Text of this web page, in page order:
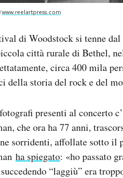
www.reelartpress.com
di Woodstock si tenne
città rurale di Bethel,
circa 400 mila
della storia del rock e del
presenti al concerto
che ora ha 77 anni,
sorridenti, affollate sotto il
ha spiegato: «ho passato
“laggiù” era